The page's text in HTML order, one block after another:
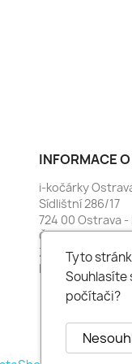
INFORMACE
i-kočárky
Sídlištní 286/17
724 00 Ostrava
Česko
Zavolejte nám:
Napište nám:i-
Tyto
Souhlasíte
počítači?